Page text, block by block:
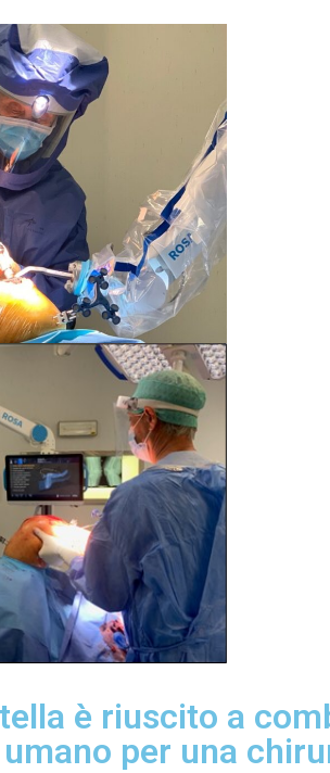
è riuscito a
umano per una